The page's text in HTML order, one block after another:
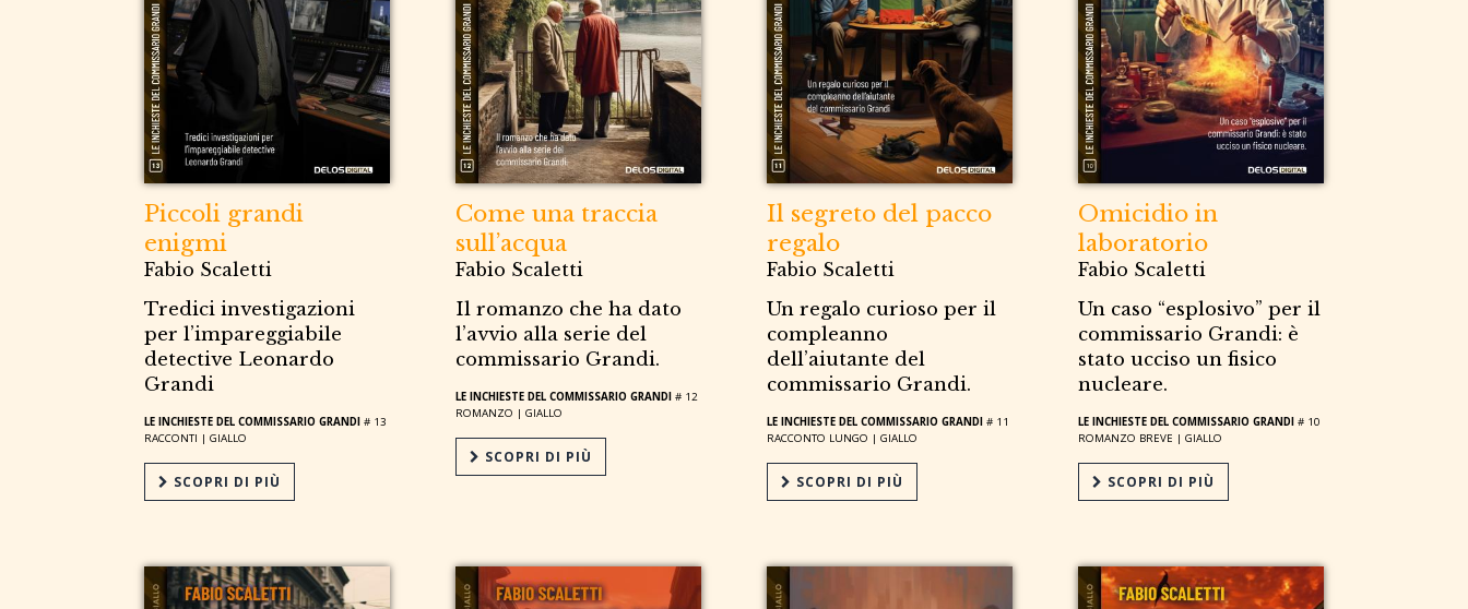
Piccoli grandi
enigmi
Fabio Scaletti
Tredici investigazioni
per l’impareggiabile
detective Leonardo
Grandi
LE INCHIESTE DEL COMMISSARIO GRANDI # 13
RACCONTI | GIALLO
SCOPRI DI PIÙ
Come una traccia
sull’acqua
Fabio Scaletti
Il romanzo che ha dato
l’avvio alla serie del
commissario Grandi.
LE INCHIESTE DEL COMMISSARIO GRANDI # 12
ROMANZO | GIALLO
SCOPRI DI PIÙ
Il segreto del pacco
regalo
Fabio Scaletti
Un regalo curioso per il
compleanno
dell’aiutante del
commissario Grandi.
LE INCHIESTE DEL COMMISSARIO GRANDI # 11
RACCONTO LUNGO | GIALLO
SCOPRI DI PIÙ
Omicidio in
laboratorio
Fabio Scaletti
Un caso “esplosivo” per il
commissario Grandi: è
stato ucciso un fisico
nucleare.
LE INCHIESTE DEL COMMISSARIO GRANDI # 10
ROMANZO BREVE | GIALLO
SCOPRI DI PIÙ